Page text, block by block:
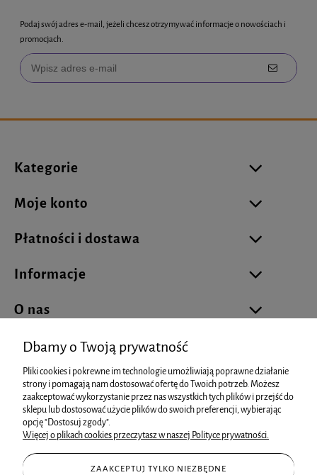
Podaj swój adres e-mail, jeżeli chcesz otrzymywać informacje o nowościach i
promocjach.
Kategorie
Moje konto
Płatności i dostawa
Informacje
O nas
biuro@cukierniareklamowa.pl
info@cukierniareklamowa.pl
Dbamy o Twoją prywatność
Pliki cookies i pokrewne im technologie umożliwiają poprawne działanie
strony i pomagają nam dostosować ofertę do Twoich potrzeb. Możesz
zaakceptować wykorzystanie przez nas wszystkich tych plików i przejść do
sklepu lub dostosować użycie plików do swoich preferencji, wybierając
opcję "Dostosuj zgody".
Więcej o plikach cookies przeczytasz w naszej Polityce prywatności.
ZAAKCEPTUJ TYLKO NIEZBĘDNE